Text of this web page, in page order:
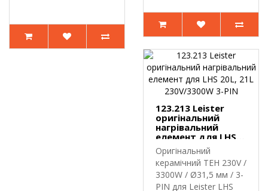
123.213 Leister
оригінальний
нагрівальний
елемент для LHS
20L, 21L
230V/3300W 3-PIN
Оригінальний
керамічний ТЕН 230V /
3300W / Ø31,5 мм / 3-
PIN для Leister LHS